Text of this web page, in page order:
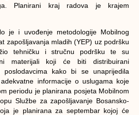
Planirani kraj radova je krajem
je i uvođenje metodologije Mobilnog
zapošljavanja mladih (YEP) uz podršku
tehničku i stručnu podršku te su
materijali koji će biti distribuirani
poslodavcima kako bi se unaprijedila
informacije o uslugama koje
periodu je planirana posjeta Mobilnom
Službe za zapošljavanje Bosansko-
je planirana za septembar kojoj će